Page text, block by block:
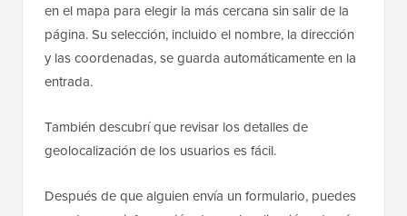
en el mapa para elegir la más cercana sin salir de la
página. Su selección, incluido el nombre, la dirección
y las coordenadas, se guarda automáticamente en la
entrada.
También descubrí que revisar los detalles de
geolocalización de los usuarios es fácil.
Después de que alguien envía un formulario, puedes